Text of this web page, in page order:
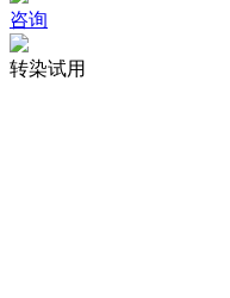
咨询
转染试用